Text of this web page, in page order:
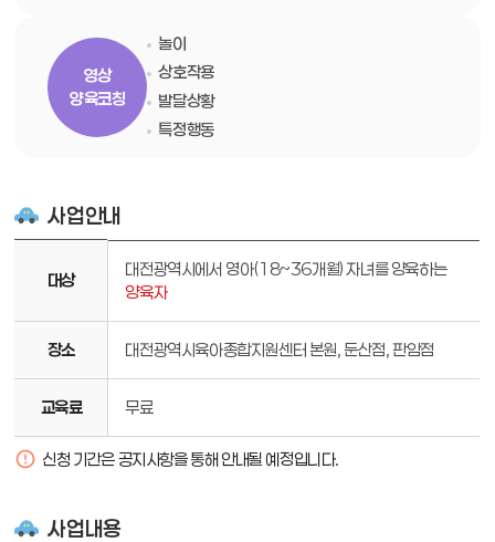
영상
양육코칭
놀이
상호작용
발달상황
특정행동
사업안내
대상
대전광역시에서 영아(18~36개월) 자녀를 양육하는
양육자
장소 대전광역시육아종합지원센터 본원, 둔산점, 판암점
교육료 무료
신청 기간은 공지사항을 통해 안내될 예정입니다.
사업내용